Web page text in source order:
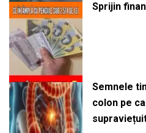
Sprijin
Semnele
colon pe